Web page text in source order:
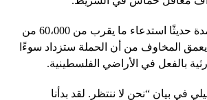
تخوض الخطة المعتمدة حديثًا استدعاء ما يقرب من 60،000 من
يعمق المخاوف من أن الحملة ستزداد سوءًا
بالفعل في الأراضي الفلسطينية.
في بيان “نحن لا ننتظر. لقد بدأنا